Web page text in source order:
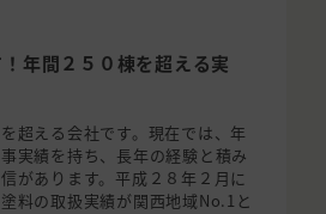
年間２５０棟を超える実
超える会社です。現在では、年
実績を持ち、長年の経験と積み
があります。平成２８年２月に
料の取扱実績が関西地域No.1と